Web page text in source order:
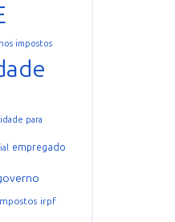
impostos
para
empregado
irpf